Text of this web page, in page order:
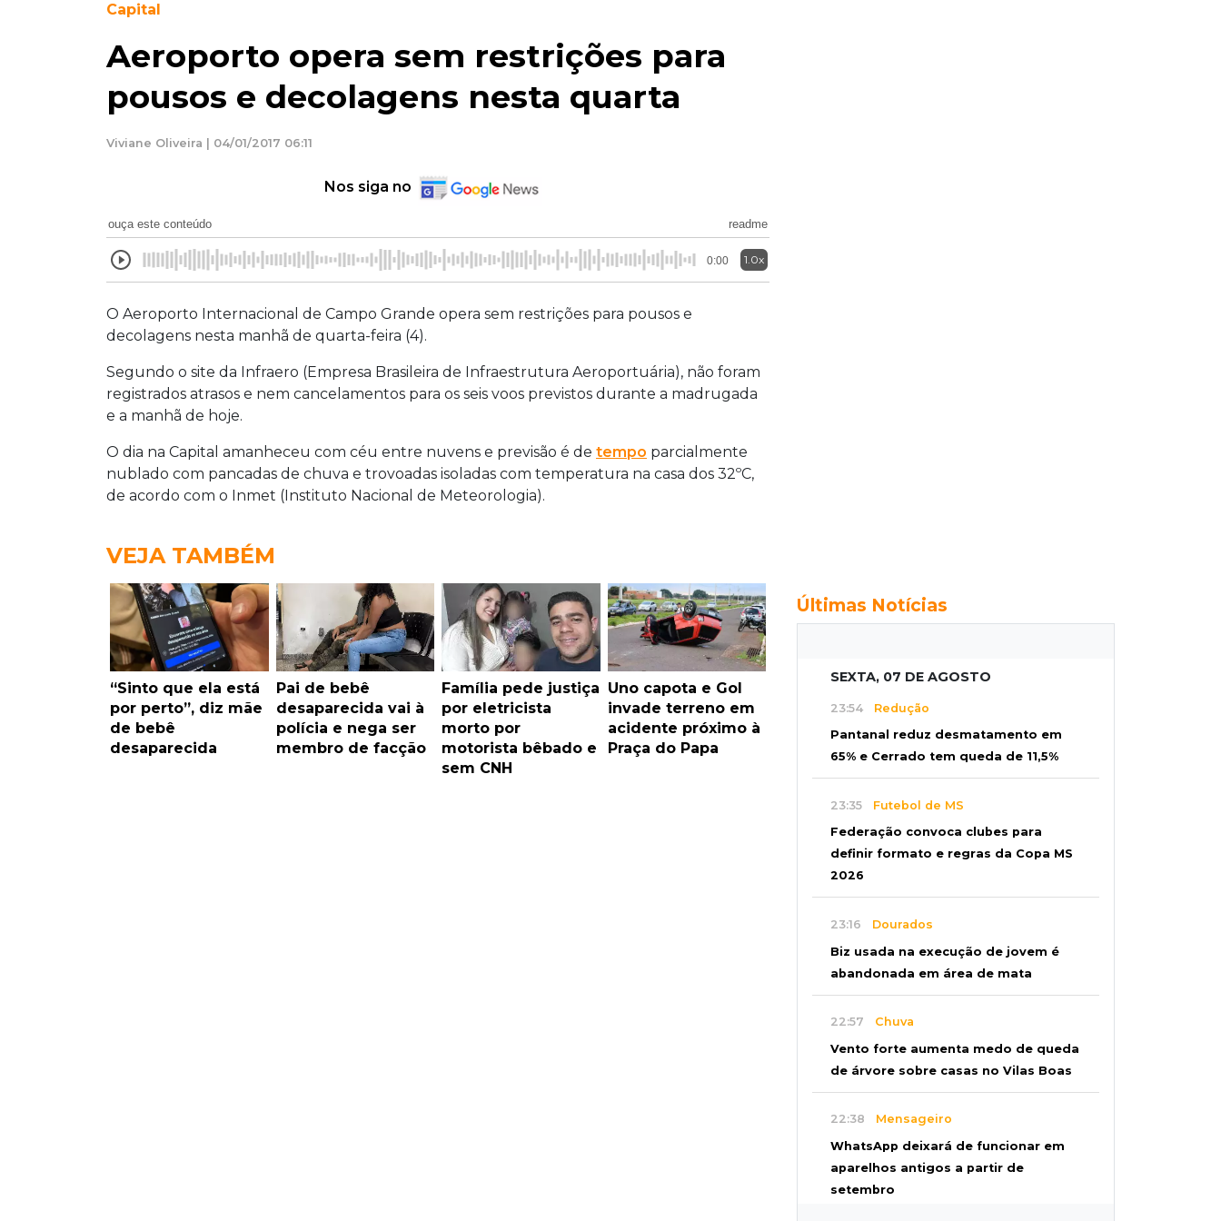
Capital
Aeroporto opera sem restrições para
pousos e decolagens nesta quarta
Viviane Oliveira | 04/01/2017 06:11
Nos siga no
ouça este conteúdo readme
0:00 1.0x
O Aeroporto Internacional de Campo Grande opera sem restrições para pousos e
decolagens nesta manhã de quarta-feira (4).
Segundo o site da Infraero (Empresa Brasileira de Infraestrutura Aeroportuária), não foram
registrados atrasos e nem cancelamentos para os seis voos previstos durante a madrugada
e a manhã de hoje.
O dia na Capital amanheceu com céu entre nuvens e previsão é de tempo parcialmente
nublado com pancadas de chuva e trovoadas isoladas com temperatura na casa dos 32ºC,
de acordo com o Inmet (Instituto Nacional de Meteorologia).
VEJA TAMBÉM
“Sinto que ela está
por perto”, diz mãe
de bebê
desaparecida
Pai de bebê
desaparecida vai à
polícia e nega ser
membro de facção
Família pede justiça
por eletricista
morto por
motorista bêbado e
sem CNH
Uno capota e Gol
invade terreno em
acidente próximo à
Praça do Papa
Últimas Notícias
SEXTA, 07 DE AGOSTO
23:54 Redução
Pantanal reduz desmatamento em
65% e Cerrado tem queda de 11,5%
23:35 Futebol de MS
Federação convoca clubes para
definir formato e regras da Copa MS
2026
23:16 Dourados
Biz usada na execução de jovem é
abandonada em área de mata
22:57 Chuva
Vento forte aumenta medo de queda
de árvore sobre casas no Vilas Boas
22:38 Mensageiro
WhatsApp deixará de funcionar em
aparelhos antigos a partir de
setembro